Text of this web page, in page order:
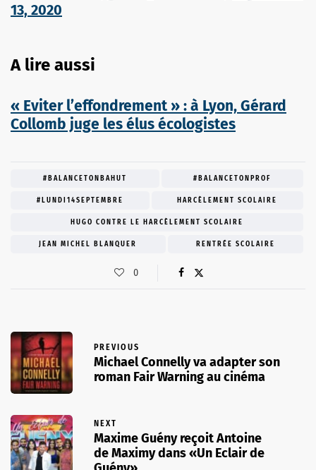
13, 2020
A lire aussi
« Eviter l’effondrement » : à Lyon, Gérard
Collomb juge les élus écologistes
#BALANCETONBAHUT #BALANCETONPROF
#LUNDI14SEPTEMBRE HARCÈLEMENT SCOLAIRE
HUGO CONTRE LE HARCÈLEMENT SCOLAIRE
JEAN MICHEL BLANQUER RENTRÉE SCOLAIRE
0
PREVIOUS
Michael Connelly va adapter son
roman Fair Warning au cinéma
NEXT
Maxime Guény reçoit Antoine
de Maximy dans «Un Eclair de